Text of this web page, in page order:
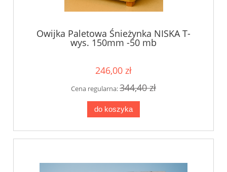
Owijka Paletowa Śnieżynka NISKA T-
wys. 150mm -50 mb
246,00 zł
Cena regularna:344,40 zł
do koszyka